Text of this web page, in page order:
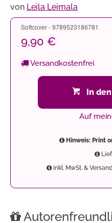
von Leila Leimala
Softcover - 9789523186781
9,90 €
Versandkostenfrei
In
Auf
Hinweis: Print
inkl. MwSt. &